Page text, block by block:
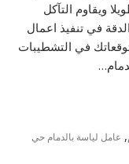
ويقاوم التآكل
في تنفيذ اعمال
في التشطيبات
, عامل لياسة بالدمام حي